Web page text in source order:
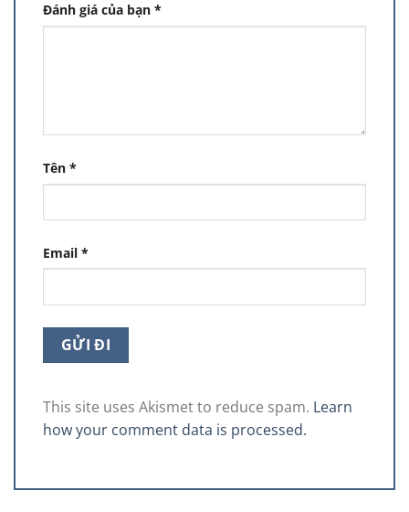
Đánh giá của bạn *
Tên *
Email *
This site uses Akismet to reduce spam. Learn
how your comment data is processed.